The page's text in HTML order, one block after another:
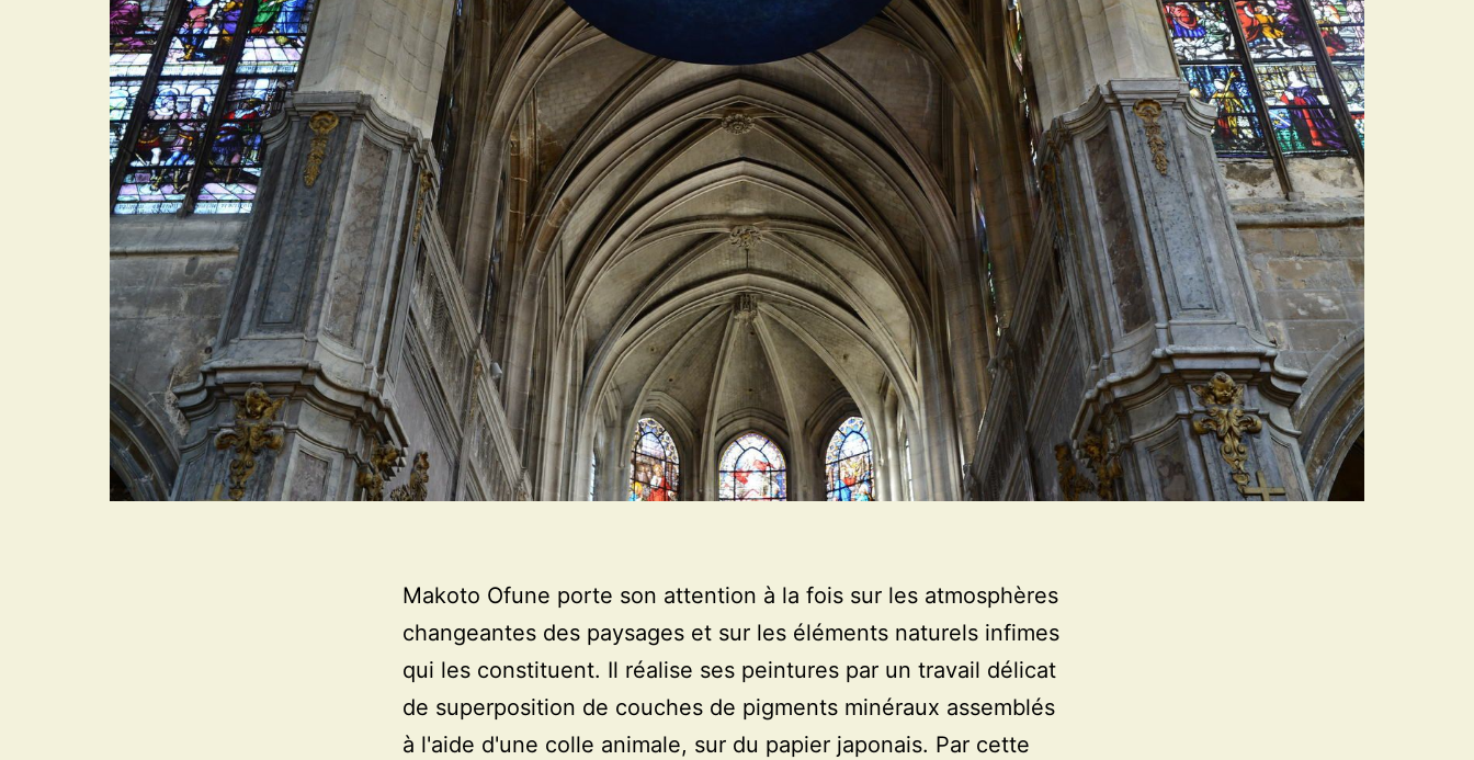
Makoto Ofune porte son attention à la fois sur les atmosphères
changeantes des paysages et sur les éléments naturels infimes
qui les constituent. Il réalise ses peintures par un travail délicat
de superposition de couches de pigments minéraux assemblés
à l'aide d'une colle animale, sur du papier japonais. Par cette